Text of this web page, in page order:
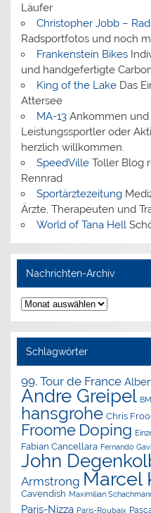
Läufer
Christopher Jobb –
Radsportfotos und noch
Frankenstein Bikes
und handgefertigte
King of the LakeDas
Attersee
MA-13Ankommen und
Leistungssportler oder
herzlich willkommen.
SpeedVilleToller Blog
Rennrad
Sportärztezeitung
Ärzte, Therapeuten und
World of Tana Hell
Nachrichten-Archiv
Nachrichten-
Archiv
Schlagwörter
99. Tour de France
Andre Greipel
hansgrohe Chris
Froome Doping
Fabian Cancellara Fernando
John
Armstrong Marcel
Cavendish Maximilian
Paris-Nizza Paris-Roubaix